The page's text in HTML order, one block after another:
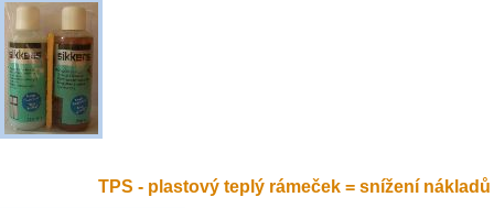
TPS - plastový teplý rámeček = snížení